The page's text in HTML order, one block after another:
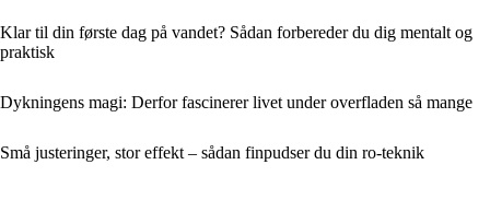
Klar til din første dag på vandet? Sådan forbereder du dig mentalt og
praktisk
Dykningens magi: Derfor fascinerer livet under overfladen så mange
Små justeringer, stor effekt – sådan finpudser du din ro-teknik